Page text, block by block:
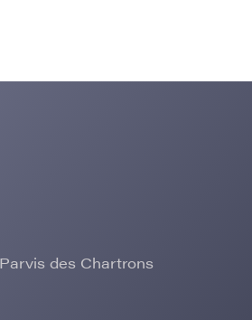
des Chartrons